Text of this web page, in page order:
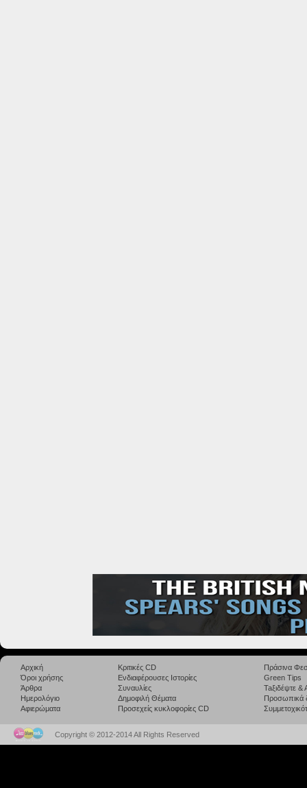
Αρχική
Όροι χρήσης
Άρθρα
Ημερολόγιο
Αφιερώματα
Κριτικές CD
Ενδιαφέρουσες Ιστορίες
Συναυλίες
Δημοφιλή Θέματα
Προσεχείς κυκλοφορίες CD
Πράσινα
Green Tips
Taξιδέψτε
Προσωπικά
Copyright © 2012-2014 All Rights Reserved